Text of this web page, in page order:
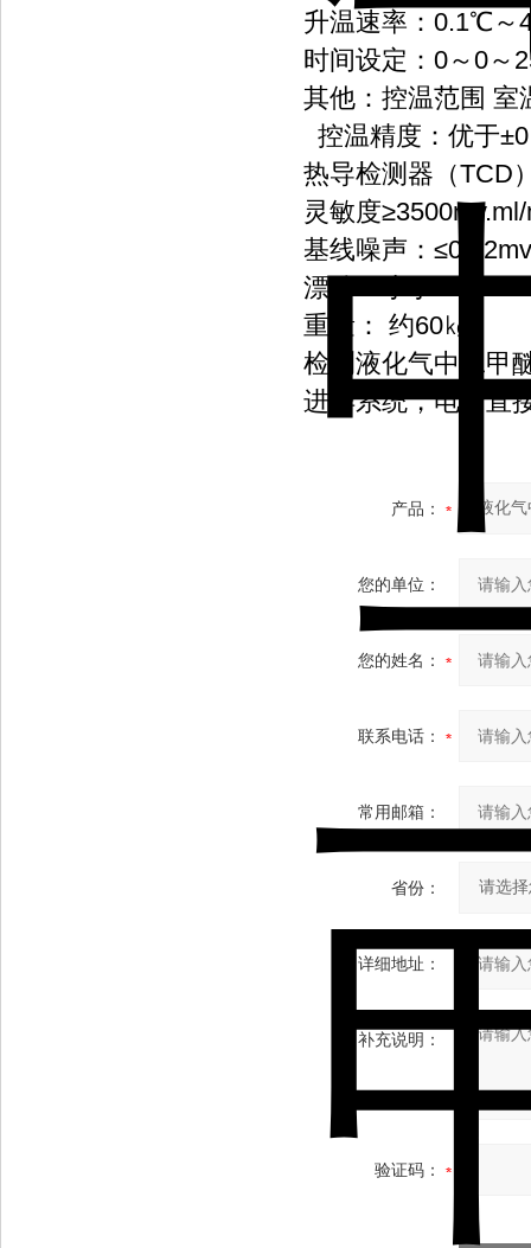
升温速率：0.1℃～
时间设定：0～0～
其他：控温范围
控温精度：优于
热导检测器（TCD
灵敏度
基线噪声：≤0.02mv
漂移：小于0.1mv /h
重量： 约60㎏
检测液化气中二甲
进样系统，电脑直
产品：
您的单位：
您的姓名：
联系电话：
常用邮箱：
省份：
详细地址：
补充说明：
验证码：